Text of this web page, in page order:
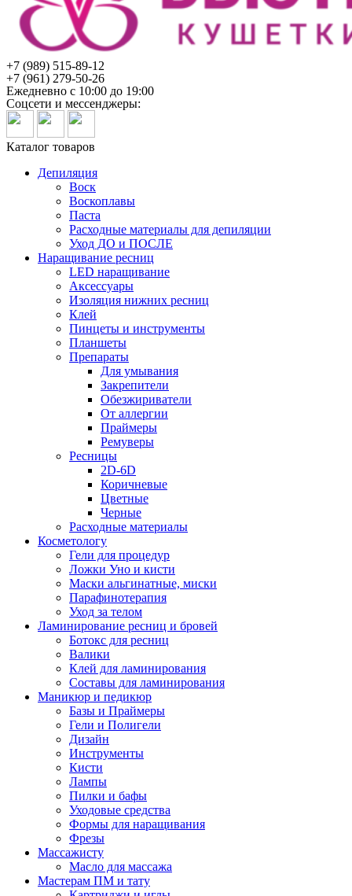
Белый
90/215
+7 (989) 515-89-12
+7 (961) 279-50-26
Ежедневно с 10:00 до 19:00
Соцсети и мессенджеры:
Каталог товаров
Депиляция
Воск
Воскоплавы
Паста
Расходные материалы для депиляции
Уход ДО и ПОСЛЕ
Наращивание ресниц
LED наращивание
Аксессуары
Изоляция нижних ресниц
Клей
Пинцеты и инструменты
Планшеты
Препараты
Для умывания
Закрепители
Обезжириватели
От аллергии
Праймеры
Ремуверы
Ресницы
2D-6D
Коричневые
Цветные
Черные
Расходные материалы
Косметологу
Гели для процедур
Ложки Уно и кисти
Маски альгинатные, миски
Парафинотерапия
Уход за телом
Ламинирование ресниц и бровей
Ботокс для ресниц
Валики
Клей для ламинирования
Составы для ламинирования
Маникюр и педикюр
Базы и Праймеры
Гели и Полигели
Дизайн
Инструменты
Кисти
Лампы
Пилки и бафы
Уходовые средства
Формы для наращивания
Фрезы
Массажисту
Масло для массажа
Мастерам ПМ и тату